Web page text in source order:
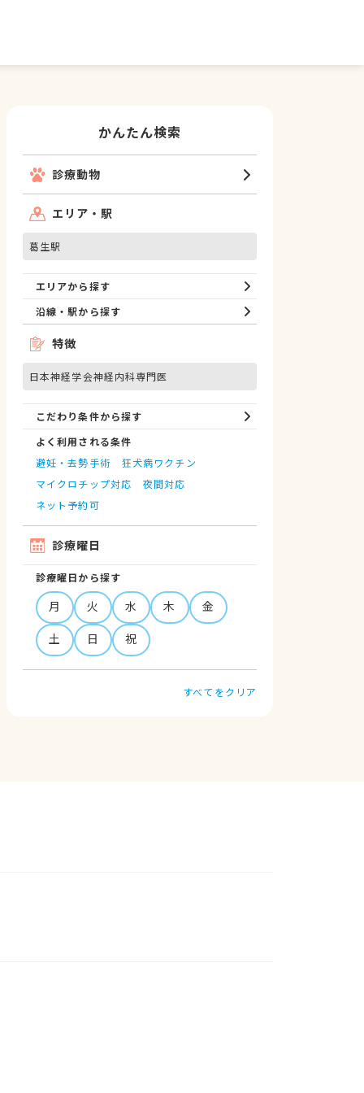
かんたん検索
診療動物
エリア・駅
葛生駅
エリアから探す
沿線・駅から探す
特徴
日本神経学会神経内科専門医
こだわり条件から探す
よく利用される条件
避妊・去勢手術
狂犬病ワクチン
マイクロチップ対応
夜間対応
ネット予約可
診療曜日
診療曜日から探す
月 火 水 木
金
土
日 祝
すべてをクリア